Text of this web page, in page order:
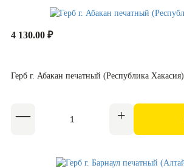
4 130.00 ₽
Герб г. Абакан печатный (Республика Хакасия)